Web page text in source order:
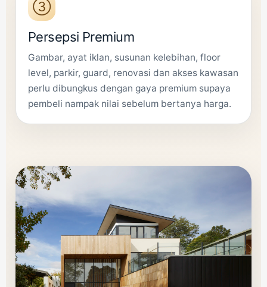
③
Persepsi Premium
Gambar, ayat iklan, susunan kelebihan, floor
level, parkir, guard, renovasi dan akses kawasan
perlu dibungkus dengan gaya premium supaya
pembeli nampak nilai sebelum bertanya harga.